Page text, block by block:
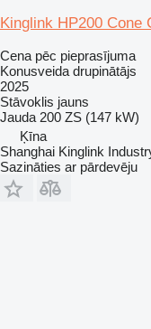
Kinglink HP200 Cone
Cena pēc pieprasījuma
Konusveida drupinātājs
2025
Stāvoklis jauns
Jauda 200 ZS (147 kW)
Ķīna
Shanghai Kinglink
Sazināties ar pārdevēju